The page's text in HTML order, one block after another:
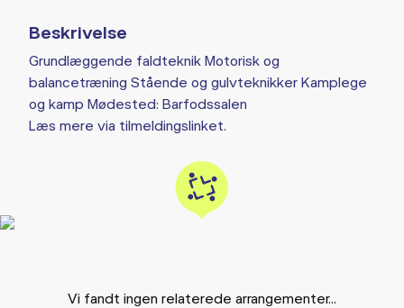
Beskrivelse
Grundlæggende faldteknik Motorisk og
balancetræning Stående og gulvteknikker Kamplege
og kamp Mødested: Barfodssalen
Læs mere via tilmeldingslinket.
Vi fandt ingen relaterede arrangementer...